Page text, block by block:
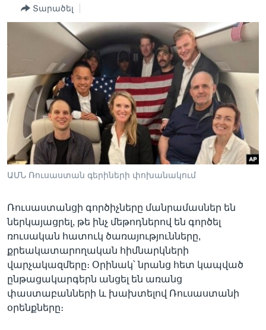
ԿԱՊ ՄԵԶ ՀԵՏ
Learning English
ՀԵՏԵՒԵՔ ՄԵԶ
Լեզուներ
Տարածել
ԱՄՆ Ռուսաստան գերիների փոխանակում
Ռուսաստանցի գործիչները մանրամասներ են
ներկայացրել, թե ինչ մեթոդներով են գործել
ռուսական հատուկ ծառայությունները,
քրեակատարողական հիմնարկների
վարչակազմերը։ Օրինակ՝ նրանց հետ կապված
ընթացակարգերն անցել են առանց
փաստաբանների և խախտելով Ռուսաստանի
օրենքները։